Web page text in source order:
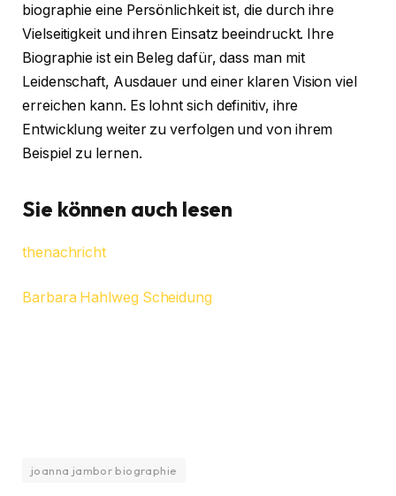
biographie eine Persönlichkeit ist, die durch ihre
Vielseitigkeit und ihren Einsatz beeindruckt. Ihre
Biographie ist ein Beleg dafür, dass man mit
Leidenschaft, Ausdauer und einer klaren Vision viel
erreichen kann. Es lohnt sich definitiv, ihre
Entwicklung weiter zu verfolgen und von ihrem
Beispiel zu lernen.
Sie können auch lesen
thenachricht
Barbara Hahlweg Scheidung
joanna jambor biographie